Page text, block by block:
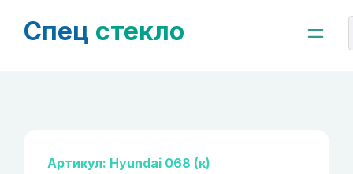
Спец стекло
Артикул: Hyundai 068 (к)